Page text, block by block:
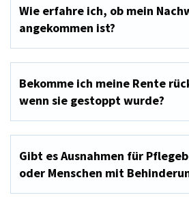
Wie erfahre ich, ob mein
angekommen ist?
Bekomme ich meine Rente
wenn sie gestoppt wurde?
Gibt es Ausnahmen für
oder Menschen mit